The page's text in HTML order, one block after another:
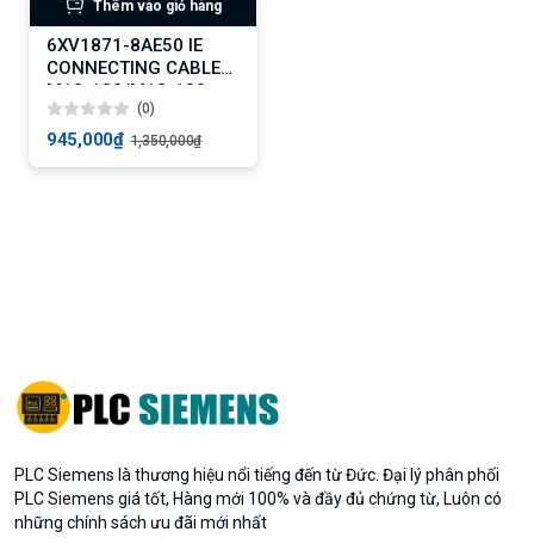
Thêm vào giỏ hàng
6XV1871-8AE50 IE
CONNECTING CABLE
M12-180/M12-180
0,5M
(0)
945,000₫ 1,350,000₫
PLC Siemens là thương hiệu nổi tiếng đến từ Đức. Đại lý phân phối
PLC Siemens giá tốt, Hàng mới 100% và đầy đủ chứng từ, Luôn có
những chính sách ưu đãi mới nhất